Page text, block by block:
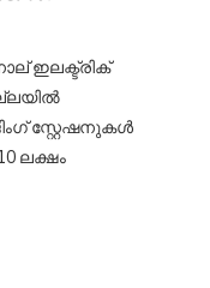
ഇലക്ട്രിക്
സ്റ്റേഷനുകൾ
ലക്ഷം